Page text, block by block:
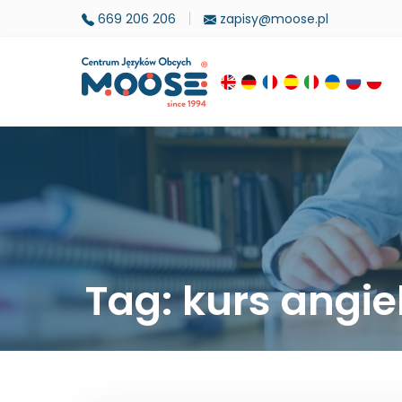
669 206 206 zapisy@moose.pl
Tag: kurs